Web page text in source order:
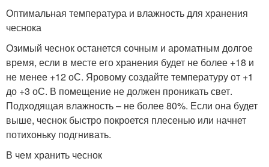
Оптимальная температура и влажность для хранения
чеснока
Озимый чеснок останется сочным и ароматным долгое
время, если в месте его хранения будет не более +18 и
не менее +12 оС. Яровому создайте температуру от +1
до +3 оС. В помещение не должен проникать свет.
Подходящая влажность – не более 80%. Если она будет
выше, чеснок быстро покроется плесенью или начнет
потихоньку подгнивать.
В чем хранить чеснок